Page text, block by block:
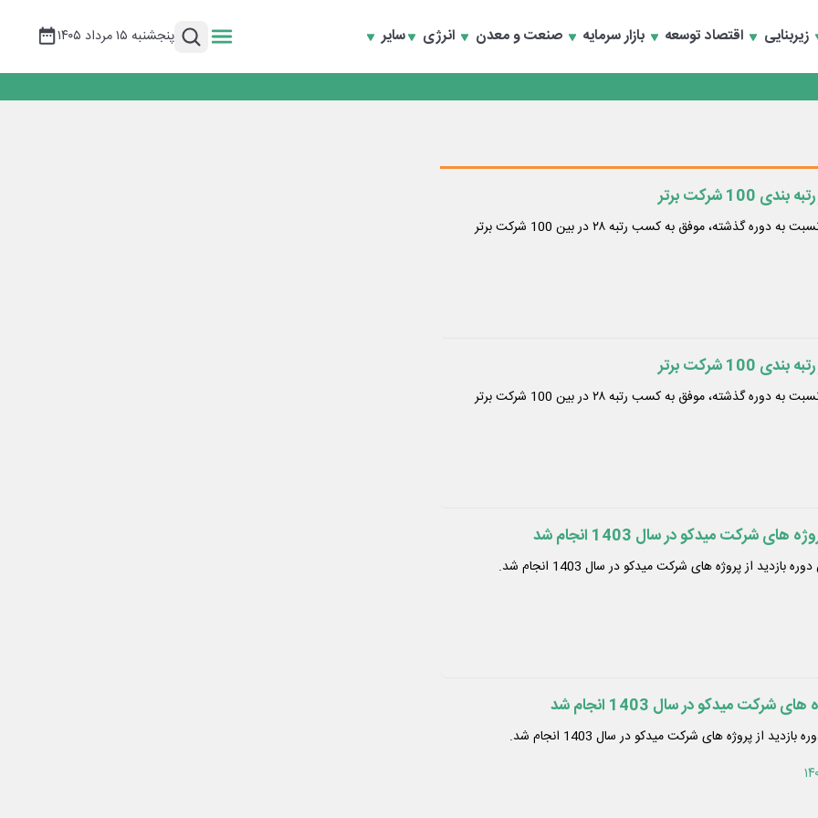
زیربنایی اقتصاد توسعه بازار سرمایه صنعت و معدن انرژی سایر پنجشنبه ۱۵ مرداد ۱۴۰۵
انرژی‌های نو و تجدیدپذیر با حضور استاندار اصفهان
شرکت میدکو با ۷ پله صعود نسبت به دوره گذشته، موفق به کسب رتبه ۲۸ در بین 100 شرکت برتر
شرکت میدکو با ۷ پله صعود نسبت به دوره گذشته، موفق به کسب رتبه ۲۸ در بین 100 شرکت برتر
شرکت میدکو در سال 1403 انجام شد
از پروژه های شرکت میدکو در سال 1403 انجام شد.
شرکت میدکو در سال 1403 انجام شد
از پروژه های شرکت میدکو در سال 1403 انجام شد.